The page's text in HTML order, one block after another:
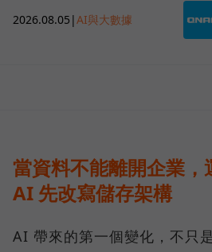
2026.08.05 |AI與大數據
當資料不能離開企業，
AI 先改寫儲存架構
AI 帶來的第一個變化，不只